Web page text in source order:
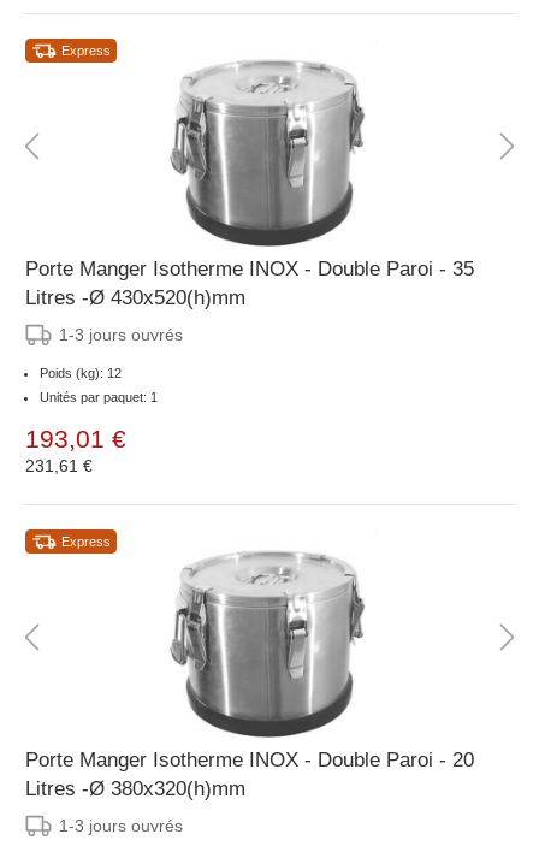
Express
Porte Manger Isotherme INOX - Double Paroi - 35
Litres -Ø 430x520(h)mm
1-3 jours ouvrés
Poids (kg): 12
Unités par paquet: 1
193,01 €
231,61 €
Express
Porte Manger Isotherme INOX - Double Paroi - 20
Litres -Ø 380x320(h)mm
1-3 jours ouvrés